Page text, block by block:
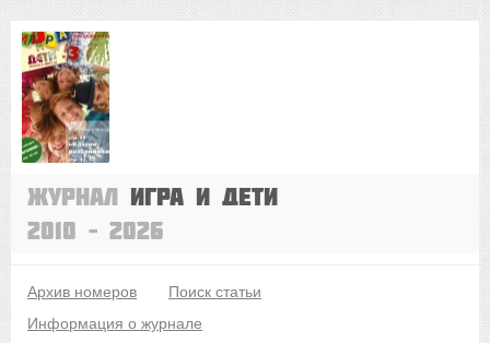
Журнал Игра и дети
2010 – 2026
Архив номеров
Поиск статьи
Информация о журнале